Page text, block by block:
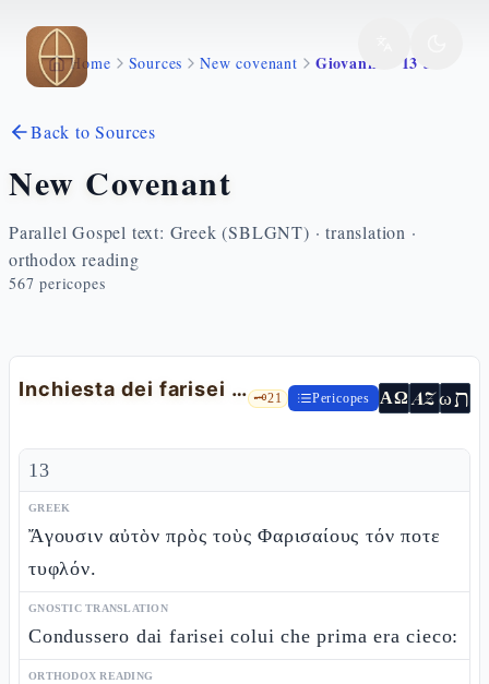
Skip to main content
Home Sources New covenant Giovanni 9 13 34
Back to Sources
New Covenant
Parallel Gospel text: Greek (SBLGNT) · translation ·
orthodox reading
567 pericopes
Inchiesta dei farisei sul cieco guarito 🗝️21 Pericopes ΑΩ AZωת
13
GREEK
Ἄγουσιν αὐτὸν πρὸς τοὺς Φαρισαίους τόν ποτε
τυφλόν.
GNOSTIC TRANSLATION
Condussero dai farisei colui che prima era cieco:
ORTHODOX READING